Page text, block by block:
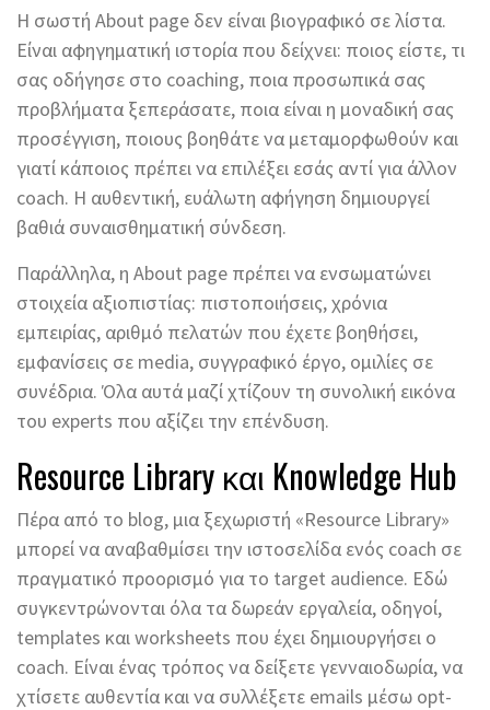
Η σωστή About page δεν είναι βιογραφικό σε λίστα.
Είναι αφηγηματική ιστορία που δείχνει: ποιος είστε, τι
σας οδήγησε στο coaching, ποια προσωπικά σας
προβλήματα ξεπεράσατε, ποια είναι η μοναδική σας
προσέγγιση, ποιους βοηθάτε να μεταμορφωθούν και
γιατί κάποιος πρέπει να επιλέξει εσάς αντί για άλλον
coach. Η αυθεντική, ευάλωτη αφήγηση δημιουργεί
βαθιά συναισθηματική σύνδεση.
Παράλληλα, η About page πρέπει να ενσωματώνει
στοιχεία αξιοπιστίας: πιστοποιήσεις, χρόνια
εμπειρίας, αριθμό πελατών που έχετε βοηθήσει,
εμφανίσεις σε media, συγγραφικό έργο, ομιλίες σε
συνέδρια. Όλα αυτά μαζί χτίζουν τη συνολική εικόνα
του experts που αξίζει την επένδυση.
Resource Library και Knowledge Hub
Πέρα από το blog, μια ξεχωριστή «Resource Library»
μπορεί να αναβαθμίσει την ιστοσελίδα ενός coach σε
πραγματικό προορισμό για το target audience. Εδώ
συγκεντρώνονται όλα τα δωρεάν εργαλεία, οδηγοί,
templates και worksheets που έχει δημιουργήσει ο
coach. Είναι ένας τρόπος να δείξετε γενναιοδωρία, να
χτίσετε αυθεντία και να συλλέξετε emails μέσω opt-